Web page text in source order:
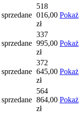
sprzedane
518
016,00
zł
Pokaż
sprzedane
337
995,00
zł
Pokaż
sprzedane
372
645,00
zł
Pokaż
sprzedane
564
864,00
zł
Pokaż